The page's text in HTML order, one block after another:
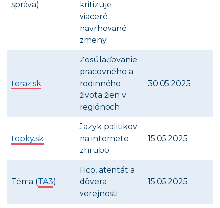
správa)
kritizuje
viaceré
navrhované
zmeny
teraz.sk
Zosúlaďovanie
pracovného a
rodinného
života žien v
regiónoch
30.05.2025
topky.sk
Jazyk politikov
na internete
zhrubol
15.05.2025
Téma (TA3)
Fico, atentát a
dôvera
verejnosti
15.05.2025